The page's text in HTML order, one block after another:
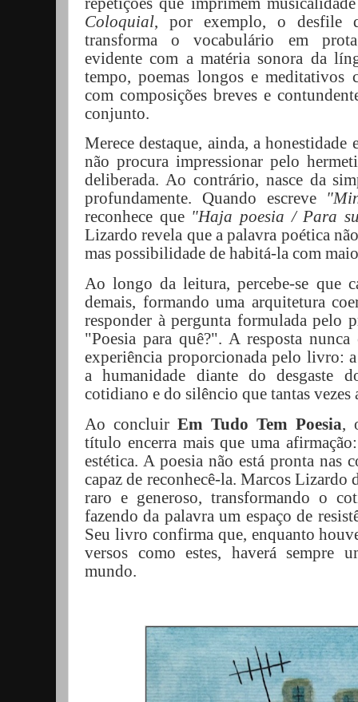
Coloquial, por exemplo, o desfile
transforma o vocabulário em
evidente com a matéria sonora da
tempo, poemas longos e meditativos
com composições breves e
conjunto.
Merece destaque, ainda, a honestidade
não procura impressionar pelo
deliberada. Ao contrário, nasce da
profundamente. Quando escreve
reconhece que "Haja poesia / Para
Lizardo revela que a palavra poética
mas possibilidade de habitá-la com
Ao longo da leitura, percebe-se que
demais, formando uma arquitetura
responder à pergunta formulada pelo
"Poesia para quê?". A resposta
experiência proporcionada pelo livro: a
a humanidade diante do desgaste
cotidiano e do silêncio que tantas vezes
Ao concluir Em Tudo Tem Poesia,
título encerra mais que uma
estética. A poesia não está pronta nas
capaz de reconhecê-la. Marcos Lizardo
raro e generoso, transformando o
fazendo da palavra um espaço de
Seu livro confirma que, enquanto
versos como estes, haverá sempre
mundo.